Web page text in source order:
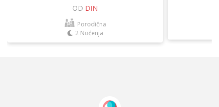
OD DIN
Porodična
2 Noćenja